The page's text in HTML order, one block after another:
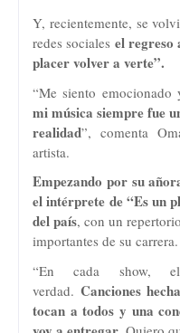
Y, recientemente, se
redes socialesel regreso
placer volver a verte”.
“Me siento
mi música siempre fue
realidad”, comenta
artista.
Empezando por su
el intérprete de “Es un
del país, con un
importantes de su carrera.
“En cada show,
verdad. Canciones
tocan a todos y una